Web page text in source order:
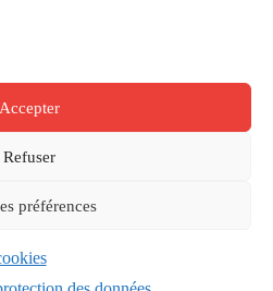
Accepter
Refuser
préférences